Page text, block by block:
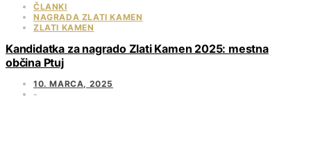
ČLANKI
NAGRADA ZLATI KAMEN
ZLATI KAMEN
Kandidatka za nagrado Zlati Kamen 2025: mestna
občina Ptuj
10. MARCA, 2025